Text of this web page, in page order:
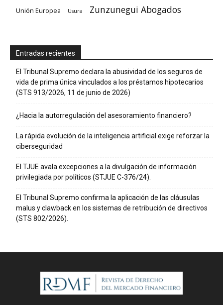
Unión Europea Usura Zunzunegui Abogados
Entradas recientes
El Tribunal Supremo declara la abusividad de los seguros de
vida de prima única vinculados a los préstamos hipotecarios
(STS 913/2026, 11 de junio de 2026)
¿Hacia la autorregulación del asesoramiento financiero?
La rápida evolución de la inteligencia artificial exige reforzar la
ciberseguridad
El TJUE avala excepciones a la divulgación de información
privilegiada por políticos (STJUE C-376/24).
El Tribunal Supremo confirma la aplicación de las cláusulas
malus y clawback en los sistemas de retribución de directivos
(STS 802/2026).